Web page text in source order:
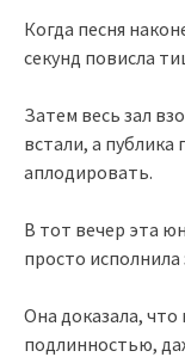
Когда песня
секунд повисла
Затем весь зал
встали, а
аплодировать.
В тот вечер эта
просто
Она доказала, что
подлинностью,